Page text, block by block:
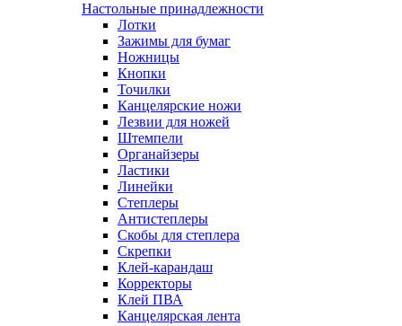
Настольные принадлежности
Лотки
Зажимы для бумаг
Ножницы
Кнопки
Точилки
Канцелярские ножи
Лезвии для ножей
Штемпели
Органайзеры
Ластики
Линейки
Степлеры
Антистеплеры
Скобы для степлера
Скрепки
Клей-карандаш
Корректоры
Клей ПВА
Канцелярская лента